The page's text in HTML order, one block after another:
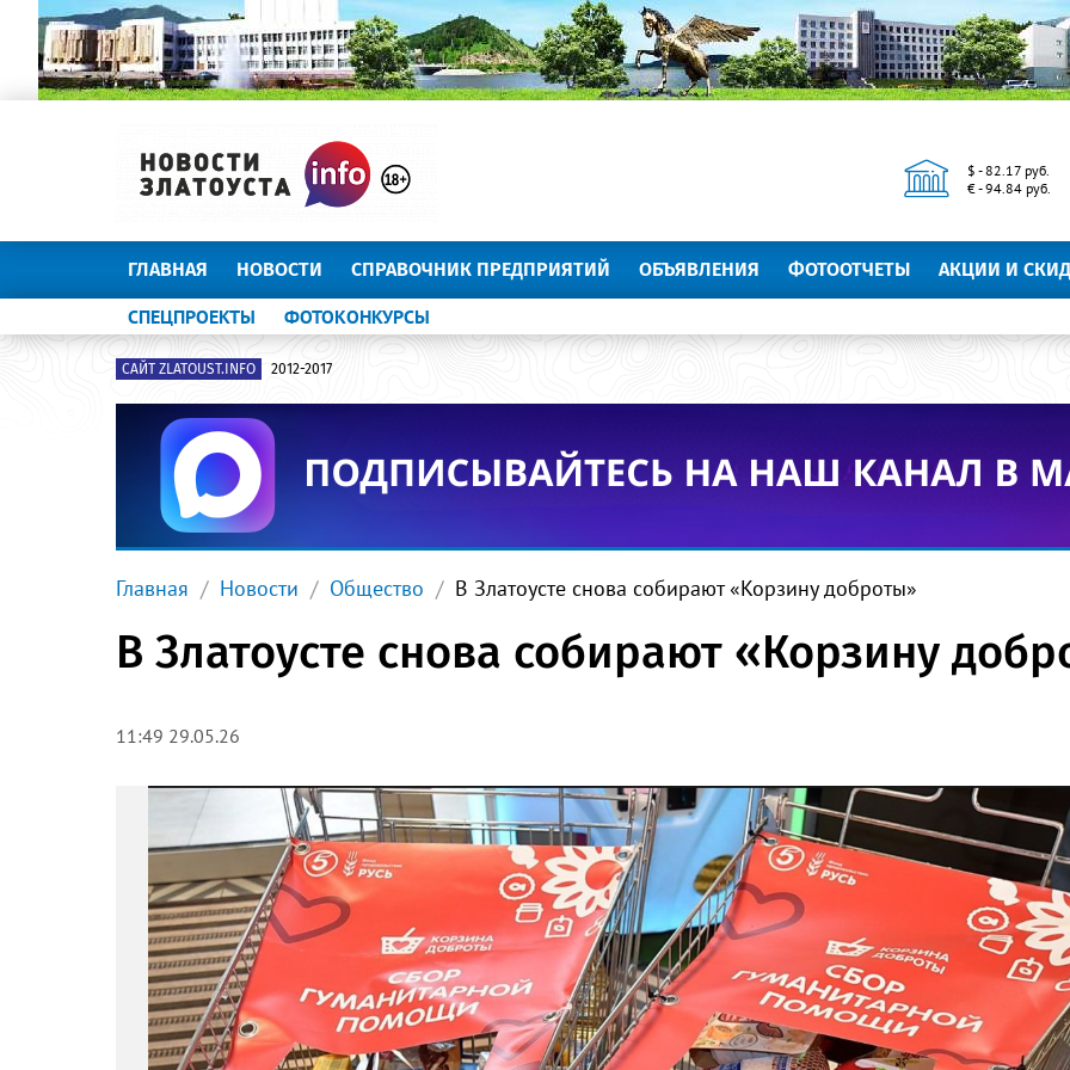
$ - 82.17 руб.
€ - 94.84 руб.
ГЛАВНАЯ НОВОСТИ СПРАВОЧНИК ПРЕДПРИЯТИЙ ОБЪЯВЛЕНИЯ ФОТООТЧЕТЫ АКЦИИ И
СПЕЦПРОЕКТЫ ФОТОКОНКУРСЫ
САЙТ ZLATOUST.INFO 2012-2017
Главная Новости Общество В Златоусте снова собирают «Корзину доброты»
В Златоусте снова собирают «Корзину
11:49 29.05.26